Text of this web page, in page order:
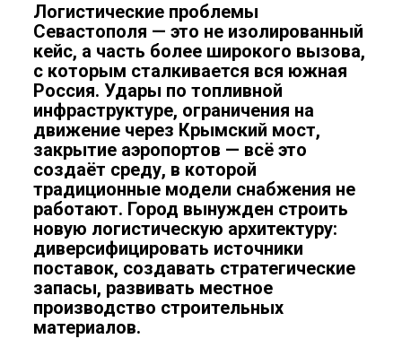
Логистические проблемы
Севастополя — это не изолированный
кейс, а часть более широкого вызова,
с которым сталкивается вся южная
Россия. Удары по топливной
инфраструктуре, ограничения на
движение через Крымский мост,
закрытие аэропортов — всё это
создаёт среду, в которой
традиционные модели снабжения не
работают. Город вынужден строить
новую логистическую архитектуру:
диверсифицировать источники
поставок, создавать стратегические
запасы, развивать местное
производство строительных
материалов.